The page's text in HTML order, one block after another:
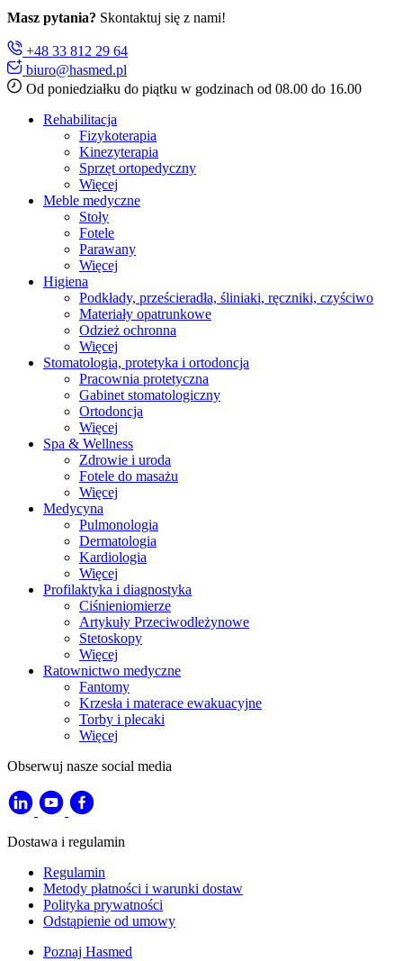
Masz pytania? Skontaktuj się z nami!
+48 33 812 29 64
biuro@hasmed.pl
Od poniedziałku do piątku w godzinach od 08.00 do 16.00
Rehabilitacja
Fizykoterapia
Kinezyterapia
Sprzęt ortopedyczny
Więcej
Meble medyczne
Stoły
Fotele
Parawany
Więcej
Higiena
Podkłady, prześcieradła, śliniaki, ręczniki, czyściwo
Materiały opatrunkowe
Odzież ochronna
Więcej
Stomatologia, protetyka i ortodoncja
Pracownia protetyczna
Gabinet stomatologiczny
Ortodoncja
Więcej
Spa & Wellness
Zdrowie i uroda
Fotele do masażu
Więcej
Medycyna
Pulmonologia
Dermatologia
Kardiologia
Więcej
Profilaktyka i diagnostyka
Ciśnieniomierze
Artykuły Przeciwodleżynowe
Stetoskopy
Więcej
Ratownictwo medyczne
Fantomy
Krzesła i materace ewakuacyjne
Torby i plecaki
Więcej
Obserwuj nasze social media
Dostawa i regulamin
Regulamin
Metody płatności i warunki dostaw
Polityka prywatności
Odstąpienie od umowy
Poznaj Hasmed